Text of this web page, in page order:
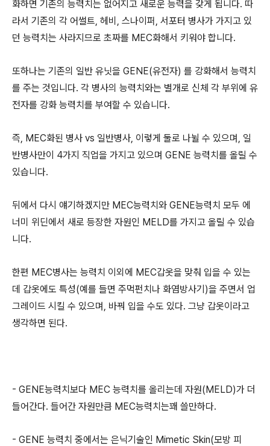
화하면 기존의 능력치는 없어지고 새로운 능력을 갖게 됩니다. 따
라서 기존의 각 어썰트, 헤비, 스나이퍼, 서포터 병사가 가지고 있
던 능력치는 사라지므로 초짜를 MEC화해서 키워야 합니다.
또하나는 기존의 일반 유닛을 GENE(유전자) 를 강화해서 능력치
를 주는 것입니다. 각 병사의 능력치와는 별개로 신체 각 부위에 유
전자를 강화 능력치를 부여할 수 있습니다.
즉, MEC화된 병사 vs 일반병사, 이렇게 둘로 나뉠 수 있으며, 일
반병사만이 4가지 직업을 가지고 있으며 GENE 능력치를 올릴 수
있습니다.
뒤에서 다시 얘기하겠지만 MEC능력치와 GENE능력치 모두 에
너미 위딘에서 새로 등장한 자원인 MELD를 가지고 올릴 수 있습
니다.
한편 MEC병사는 능력치 이외에 MEC갑옷을 맞춰 입을 수 있는
데 갑옷에도 특성(예를 들면 주먹펀치나 화염방사기)을 주면서 업
그레이드 시킬 수 있으며, 바꿔 입을 수도 있다. 그냥 갑옷이라고
생각하면 된다.
- GENE능력치보다 MEC 능력치를 올리는데 자원(MELD)가 더
들어간다. 들어간 자원만큼 MEC능력치는꽤 쓸만하다.
- GENE 능력치 중에서는 은닉기술인 Mimetic Skin(모방 피